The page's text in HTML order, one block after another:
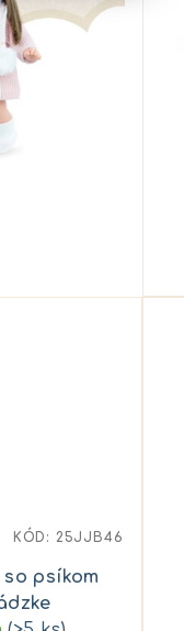
psíkom
KÓD: 25JJB46